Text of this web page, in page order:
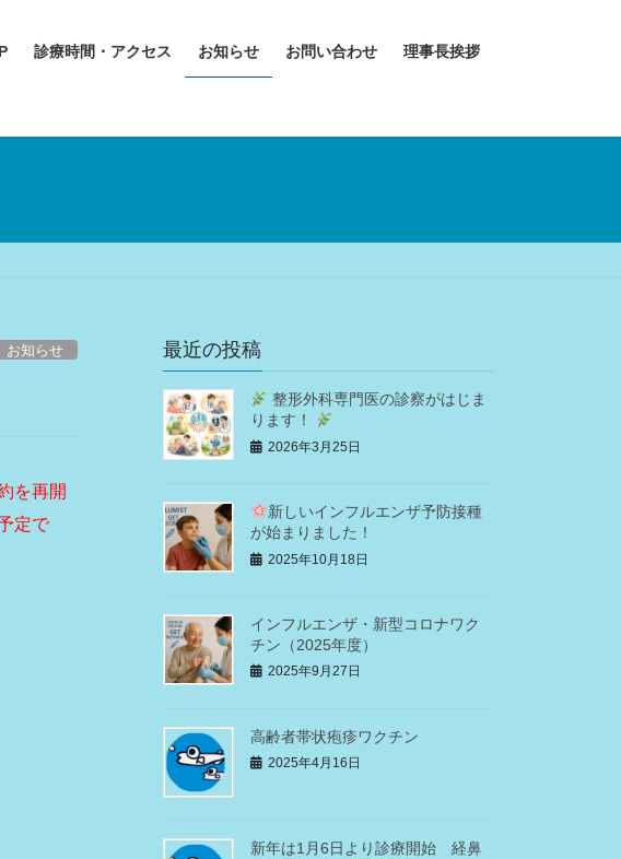
診療時間・アクセス お知らせ お問い合わせ 理事長挨拶
お知らせ
を再開
定で
最近の投稿
整形外科専門医の診察がはじま
ります！
2026年3月25日
新しいインフルエンザ予防接種
が始まりました！
2025年10月18日
インフルエンザ・新型コロナワク
チン（2025年度）
2025年9月27日
高齢者帯状疱疹ワクチン
2025年4月16日
新年は1月6日より診療開始 経鼻